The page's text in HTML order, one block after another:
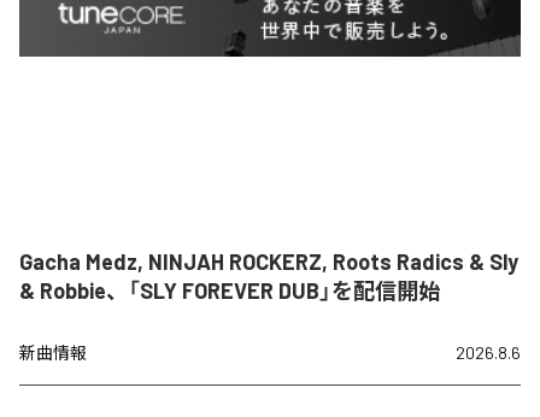
Gacha Medz, NINJAH ROCKERZ, Roots Radics & Sly
& Robbie、「SLY FOREVER DUB」を配信開始
新曲情報 2026.8.6